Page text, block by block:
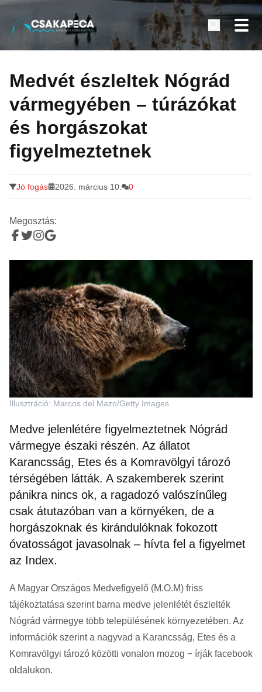
tartalomra
Minden a horgászatról
Medvét észleltek Nógrád
vármegyében – túrázókat
és horgászokat
figyelmeztetnek
Jó fogás 2026. március 10. 0
Megosztás:
Illusztráció: Marcos del Mazo/Getty Images
Medve jelenlétére figyelmeztetnek Nógrád
vármegye északi részén. Az állatot
Karancsság, Etes és a Komravölgyi tározó
térségében látták. A szakemberek szerint
pánikra nincs ok, a ragadozó valószínűleg
csak átutazóban van a környéken, de a
horgászoknak és kirándulóknak fokozott
óvatosságot javasolnak – hívta fel a figyelmet
az Index.
A Magyar Országos Medvefigyelő (M.O.M) friss
tájékoztatása szerint barna medve jelenlétét észlelték
Nógrád vármegye több településének környezetében. Az
információk szerint a nagyvad a Karancsság, Etes és a
Komravölgyi tározó közötti vonalon mozog − írják facebook
oldalukon.